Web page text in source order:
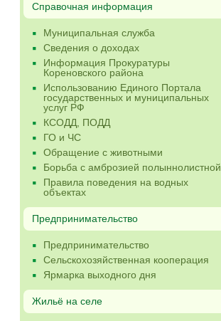
Справочная информация
Муниципальная служба
Сведения о доходах
Информация Прокуратуры
Кореновского района
Использованию Единого Портала
государственных и муниципальных
услуг РФ
КСОДД, ПОДД
ГО и ЧС
Обращение с животными
Борьба с амброзией полыннолистной
Правила поведения на водных
объектах
Предпринимательство
Предпринимательство
Сельскохозяйственная кооперация
Ярмарка выходного дня
Жильё на селе